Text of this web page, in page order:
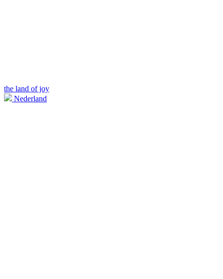
the land of joy
Nederland